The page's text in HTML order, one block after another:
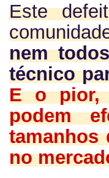
Este
nem
técnico
E o pior,
podem
tamanhos
no